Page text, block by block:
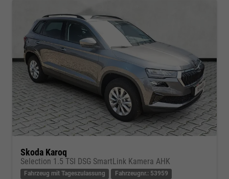
Skoda Karoq
Selection 1.5 TSI DSG SmartLink Kamera AHK
Fahrzeug mit Tageszulassung Fahrzeugnr.: 53959